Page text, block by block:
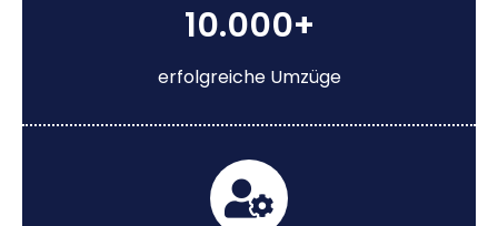
10.000+
erfolgreiche Umzüge